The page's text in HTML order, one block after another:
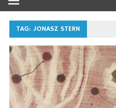
TAG: JONASZ STERN